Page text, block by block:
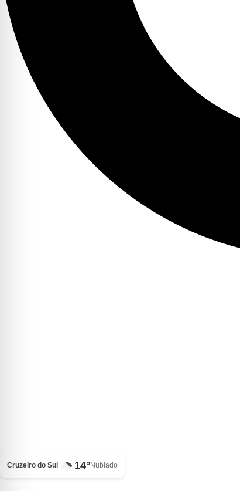
Cruzeiro do Sul 14°Nublado